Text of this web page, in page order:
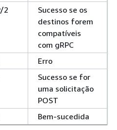
2
Sucesso se os
destinos forem
compatíveis
com gRPC
Erro
Sucesso se for
uma solicitação
POST
Bem-sucedida